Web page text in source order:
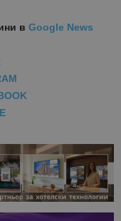
в Google News